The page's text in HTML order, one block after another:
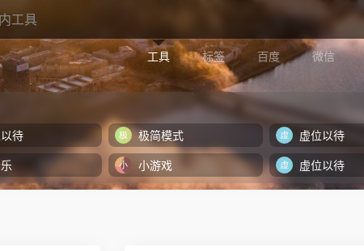
工具 标签 百度 微信
待 极简模式 虚位以待
小游戏 虚位以待